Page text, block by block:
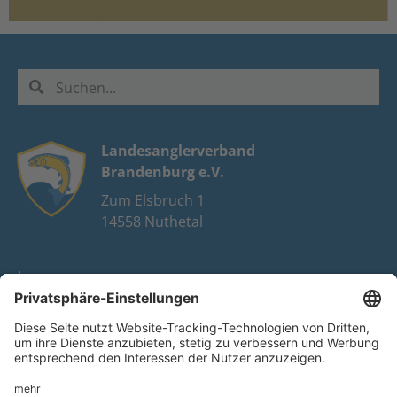
Landesanglerverband
Brandenburg e.V.
Zum Elsbruch 1
14558 Nuthetal
Impressum
Datenschutz
FAQ